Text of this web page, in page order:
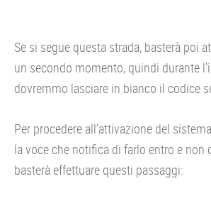
Se si segue questa strada, basterà poi
un secondo momento, quindi durante
dovremmo lasciare in bianco il codice
Per procedere all’attivazione del
la voce che notifica di farlo entro e non
basterà effettuare questi passaggi: